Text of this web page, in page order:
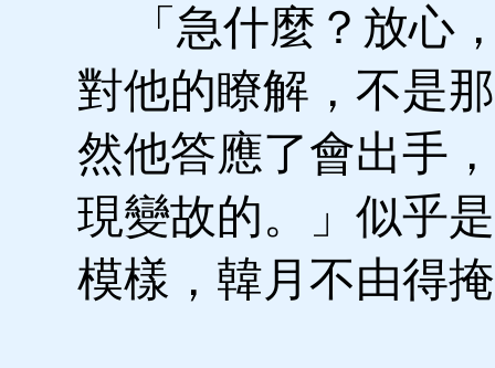
「急什麼？放心
對他的瞭解，不是
然他答應了會出手
現變故的。」似乎
模樣，韓月不由得